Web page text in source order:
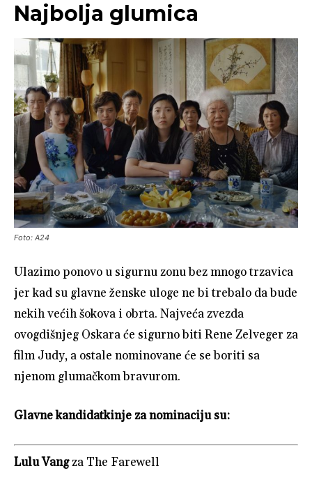
Najbolja glumica
Foto: A24
Ulazimo ponovo u sigurnu zonu bez mnogo trzavica
jer kad su glavne ženske uloge ne bi trebalo da bude
nekih većih šokova i obrta. Najveća zvezda
ovogdišnjeg Oskara će sigurno biti Rene Zelveger za
film Judy, a ostale nominovane će se boriti sa
njenom glumačkom bravurom.
Glavne kandidatkinje za nominaciju su:
Lulu Vangza The Farewell